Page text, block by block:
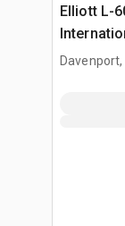
Elliott L-
Camion
Davenport,